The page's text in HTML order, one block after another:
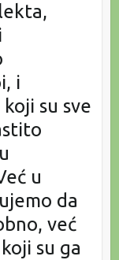
i
su sve
u
da
već
su ga